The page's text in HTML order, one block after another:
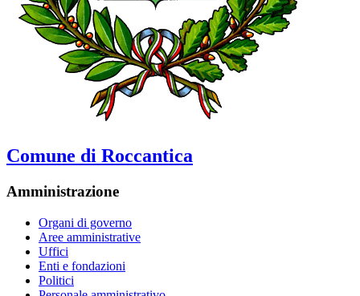
Comune di Roccantica
Amministrazione
Organi di governo
Aree amministrative
Uffici
Enti e fondazioni
Politici